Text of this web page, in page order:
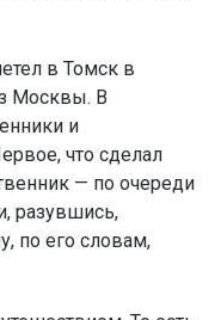
в Томск в
Москвы. В
и
что сделал
— по очереди
разувшись,
по его словам,